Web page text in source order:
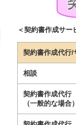
＜契約書作成サー
契約書作成代行/
相談
契約書作成代行
（一般的な場合）